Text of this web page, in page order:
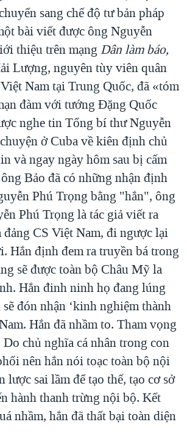
sang chế độ tư bản pháp
bài viết được ông Nguyễn
thiệu trên mạng Dân làm báo,
Lượng, nguyên tùy viên quân
Nam tại Trung Quốc, đã «tóm
đàm với tướng Đặng Quốc
nghe tin Tổng bí thư Nguyễn
ở Cuba về kiên định chủ
và ngay ngày hôm sau bị cấm
Bảo đã có những nhận định
Phú Trọng bằng "hắn", ông
Phú Trọng là tác giả viết ra
CS Việt Nam, đi ngược lại
Hắn định đem ra truyền bá trong
sẽ được toàn bộ Châu Mỹ la
Hắn đinh ninh họ đang lúng
đón nhận ‘kinh nghiệm thành
Hắn đã nhầm to. Tham vọng
chủ nghĩa cá nhân trong con
nên hắn nói toạc toàn bộ nội
lược sai lầm để tạo thế, tạo cơ sở
hành thanh trừng nội bộ. Kết
nhầm, hắn đã thất bại toàn diện